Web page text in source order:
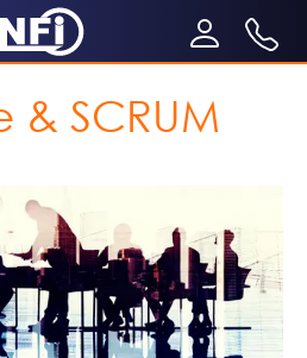
& SCRUM